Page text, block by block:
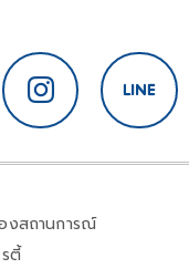
งสถานการณ์
รตี้